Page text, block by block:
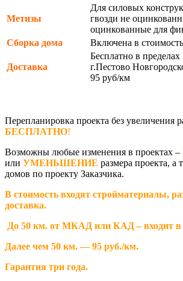
Метизы
Для силовых
гвозди не
оцинкованные для
Сборка дома
Включена в стоимость
Доставка
Бесплатно в
г.Пестово
95 руб/км
Перепланировка проекта без увеличения
БЕСПЛАТНО!
Возможны любые изменения в проектах –
или УМЕНЬШЕНИЕ размера проекта, а
домов по проекту Заказчика.
В стоимость входят стройматериалы,
доставка.
До 50 км. от МКАД или КАД – входит в
Далее чем 50 км. — 95 руб./км.
Гарантия три года.